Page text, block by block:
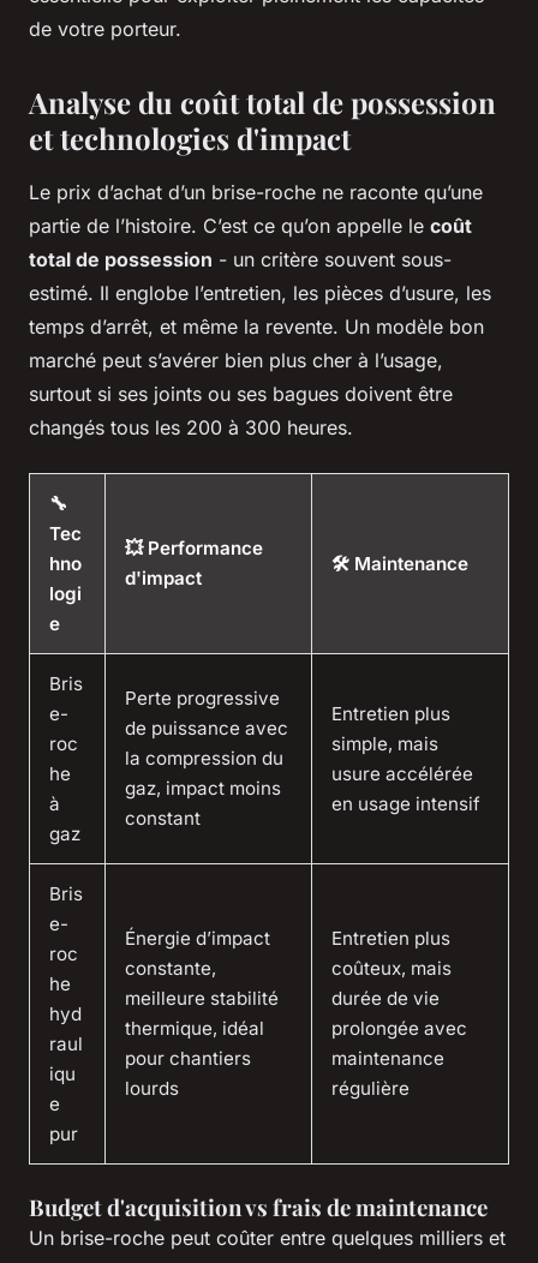
de votre porteur.
Analyse du coût total de possession
et technologies d'impact
Le prix d’achat d’un brise-roche ne raconte qu’une
partie de l’histoire. C’est ce qu’on appelle le coût
total de possession - un critère souvent sous-
estimé. Il englobe l’entretien, les pièces d’usure, les
temps d’arrêt, et même la revente. Un modèle bon
marché peut s’avérer bien plus cher à l’usage,
surtout si ses joints ou ses bagues doivent être
changés tous les 200 à 300 heures.
🔧
Tec
hno
logi
e
💥 Performance
d'impact
🛠️ Maintenance
Bris
e-
roc
he
à
gaz
Perte progressive
de puissance avec
la compression du
gaz, impact moins
constant
Entretien plus
simple, mais
usure accélérée
en usage intensif
Bris
e-
roc
he
hyd
raul
iqu
e
pur
Énergie d’impact
constante,
meilleure stabilité
thermique, idéal
pour chantiers
lourds
Entretien plus
coûteux, mais
durée de vie
prolongée avec
maintenance
régulière
Budget d'acquisition vs frais de maintenance
Un brise-roche peut coûter entre quelques milliers et